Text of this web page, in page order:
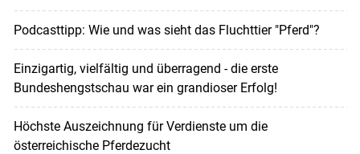
Podcasttipp: Wie und was sieht das Fluchttier "Pferd"?
Einzigartig, vielfältig und überragend - die erste
Bundeshengstschau war ein grandioser Erfolg!
Höchste Auszeichnung für Verdienste um die
österreichische Pferdezucht